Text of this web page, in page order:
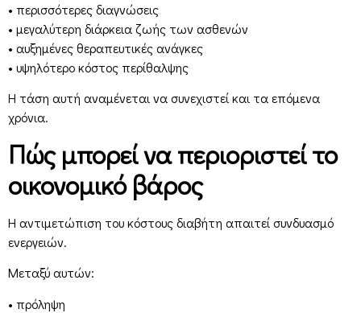
• περισσότερες διαγνώσεις
• μεγαλύτερη διάρκεια ζωής των ασθενών
• αυξημένες θεραπευτικές ανάγκες
• υψηλότερο κόστος περίθαλψης
Η τάση αυτή αναμένεται να συνεχιστεί και τα επόμενα
χρόνια.
Πώς μπορεί να περιοριστεί το
οικονομικό βάρος
Η αντιμετώπιση του κόστους διαβήτη απαιτεί συνδυασμό
ενεργειών.
Μεταξύ αυτών:
• πρόληψη